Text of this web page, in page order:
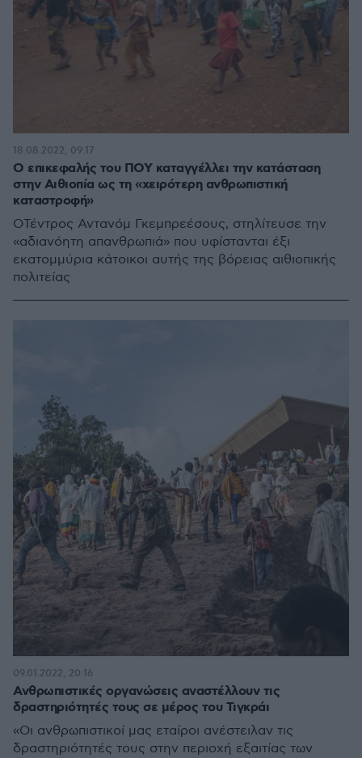
Ο επικεφαλής του ΠΟΥ καταγγέλλει την κατάσταση
στην Αιθιοπία ως τη «χειρότερη ανθρωπιστική
καταστροφή»
OΤέντρος Αντανόμ Γκεμπρεέσους, στηλίτευσε την
«αδιανόητη απανθρωπιά» που υφίστανται έξι
εκατομμύρια κάτοικοι αυτής της βόρειας αιθιοπικής
πολιτείας
18.08.2022, 09:17
Ανθρωπιστικές οργανώσεις αναστέλλουν τις
δραστηριότητές τους σε μέρος του Τιγκράι
«Οι ανθρωπιστικοί μας εταίροι ανέστειλαν τις
δραστηριότητές τους στην περιοχή εξαιτίας των
09.01.2022, 20:16